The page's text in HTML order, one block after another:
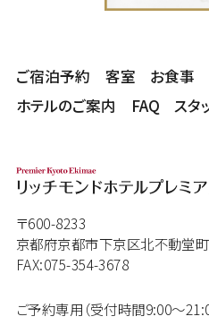
ご宿泊予約 客室 お食事
ホテルのご案内
FAQ スタ
〒600-8233
京都府京都市下京区北不動堂
FAX:075-354-3678
ご予約専用（受付時間9:00～